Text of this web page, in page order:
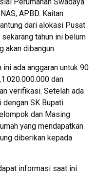
APBD. Kaitan
dari alokasi Pusat
tahun ini belum
akan dibangun.
ini ada anggaran untuk 90
dan
verifikasi. Setelah ada
SK Bupati
dan Masing
yang mendapatkan
diberikan kepada
informasi saat ini